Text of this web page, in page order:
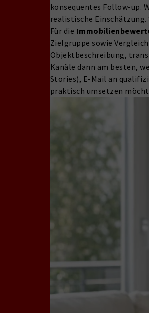
konsequentes Follow-up.
realistische
Für die
Zielgruppe sowie
Objektbeschreibung,
Kanäle dann am besten,
Stories), E-Mail an
praktisch umsetzen